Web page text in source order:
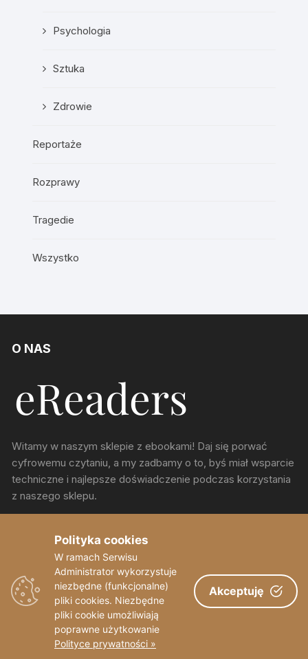
Psychologia
Sztuka
Zdrowie
Reportaże
Rozprawy
Tragedie
Wszystko
O NAS
Witamy w naszym sklepie z ebookami! Daj się porwać
cyfrowemu czytaniu, a my zadbamy o to, byś miał wsparcie
techniczne i najlepsze doświadczenie podczas korzystania
z naszego sklepu.
ul. Chorzowska 150, Katowice
sekretariat@eReaders.pl
Copyright © eReaders 2023
Polityka cookies
W ramach Serwisu
Administrator wykorzystuje
niezbędne (funkcjonalne)
pliki cookies. Niezbędne
pliki cookie umożliwiają
poprawne użytkowanie
Polityce prywatności »
Akceptuję